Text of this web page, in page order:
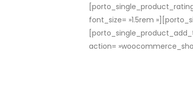
font_size= »1.5rem
action=